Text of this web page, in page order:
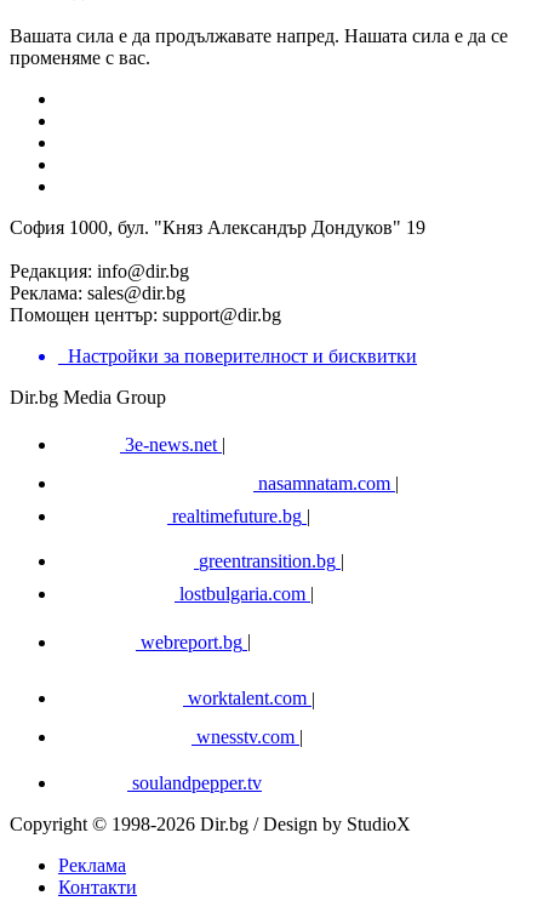
Вашата сила е да продължавате напред. Нашата сила е да се
променяме с вас.
София 1000, бул. "Княз Александър Дондуков" 19
Редакция: info@dir.bg
Реклама: sales@dir.bg
Помощен център: support@dir.bg
Настройки за поверителност и бисквитки
Dir.bg Media Group
3e-news.net |
nasamnatam.com |
realtimefuture.bg |
greentransition.bg |
lostbulgaria.com |
webreport.bg
worktalent.com |
wnesstv.com |
soulandpepper.tv
Copyright © 1998-2026 Dir.bg / Design by StudioX
Реклама
Контакти